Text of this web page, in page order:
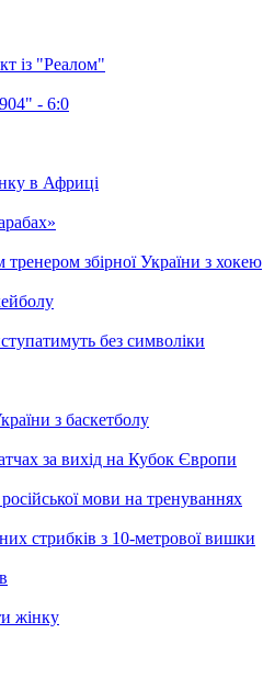
із "Реалом"
- 6:0
в Африці
збірної України з хокею
без символіки
з баскетболу
за вихід на Кубок Європи
мови на тренуваннях
стрибків з 10-метрової вишки
жінку